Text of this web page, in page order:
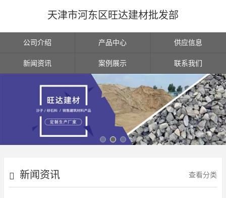
天津市河东区旺达建材批发部
公司介绍 产品中心 供应信息
新闻资讯 案例展示 联系我们
新闻资讯 查看分类